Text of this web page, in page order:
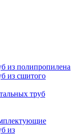
из полипропилена
из сшитого
труб
из